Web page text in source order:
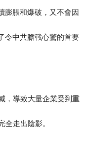
膨脹和爆破，又不會因
令中共膽戰心驚的首要
，導致大量企業受到重
全走出陰影。